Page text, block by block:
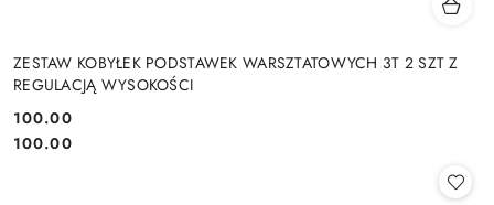
ZESTAW KOBYŁEK PODSTAWEK WARSZTATOWYCH 3T 2 SZT Z
REGULACJĄ WYSOKOŚCI
Cena:
100.00
Cena:
100.00